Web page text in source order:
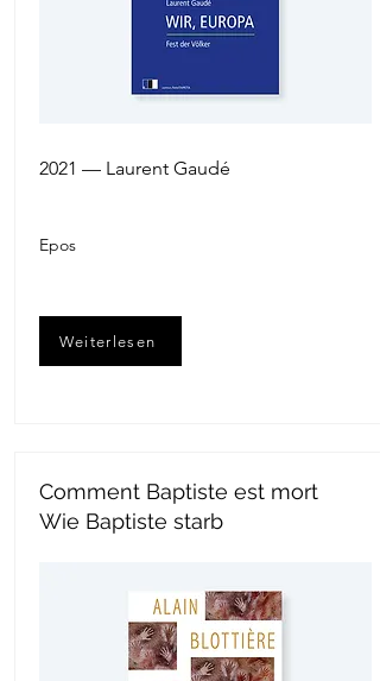
2021 — Laurent Gaudé
Epos
Weiterlesen
Comment Baptiste est mort
Wie Baptiste starb